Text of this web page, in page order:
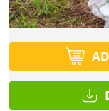
Tipo de projeto
Selecione
Título do
Tipo de projeto
Selecione
Utilização